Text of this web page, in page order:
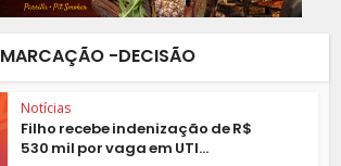
MARCAÇÃO -DECISÃO
Notícias
Filho recebe indenização de R$
530 mil por vaga em UTI...